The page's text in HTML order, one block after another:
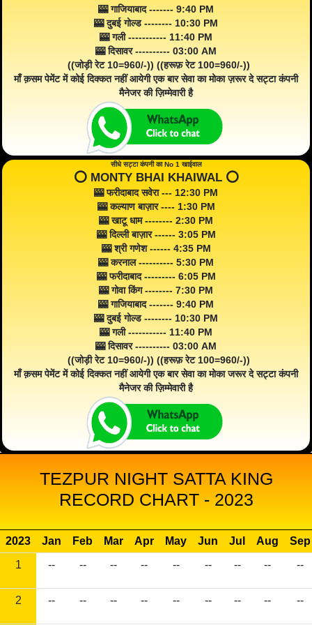
🎰 गाजियाबाद ------- 9:40 PM
🎰 दुबई गोल्ड -------- 10:30 PM
🎰 गली ----------- 11:40 PM
🎰 दिसावर ---------- 03:00 AM
((जोड़ी रेट 10=960/-)) ((हरूफ़ रेट 100=960/-))
माँ क़सम पेमेंट में कोई दिक्कत नहीं आयेगी एक बार सेवा का मोका ज़रूर दे सट्टा कंपनी
मैनेजर की ज़िम्मेवारी है
सीधे सट्टा कंपनी का No 1 खाईवाल
⭕️ MONTY BHAI KHAIWAL ⭕️
🎰 फरीदाबाद सवेरा --- 12:30 PM
🎰 कल्याण बाज़ार ---- 1:30 PM
🎰 खाटू धाम -------- 2:30 PM
🎰 दिल्ली बाज़ार ------ 3:05 PM
🎰 श्री गणेश ------ 4:35 PM
🎰 करनाल ---------- 5:30 PM
🎰 फरीदाबाद --------- 6:05 PM
🎰 गोवा किंग -------- 7:30 PM
🎰 गाजियाबाद ------- 9:40 PM
🎰 दुबई गोल्ड -------- 10:30 PM
🎰 गली ----------- 11:40 PM
🎰 दिसावर ---------- 03:00 AM
((जोड़ी रेट 10=960/-)) ((हरूफ़ रेट 100=960/-))
माँ क़सम पेमेंट में कोई दिक्कत नहीं आयेगी एक बार सेवा का मोका जरूर दे सट्टा कंपनी
मैनेजर की ज़िम्मेवारी है
TEZPUR NIGHT SATTA KING
RECORD CHART - 2023
2023 Jan Feb Mar Apr May Jun Jul Aug
Sep
1
-- -- -- -- -- -- -- -- --
2 -- -- -- -- -- -- -- -- --